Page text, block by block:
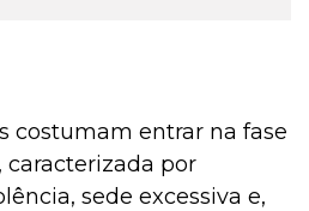
costumam entrar na fase
, caracterizada por
sede excessiva e,